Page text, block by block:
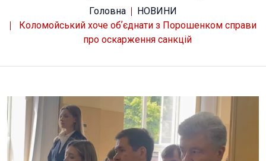
Головна
НОВИНИ
Коломойський хоче обʼєднати з Порошенком справи
про оскарження санкцій